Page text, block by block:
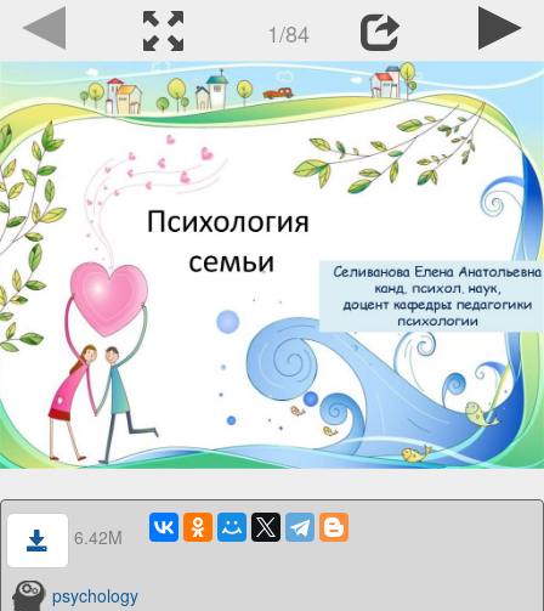
1/84
6.42M
psychology